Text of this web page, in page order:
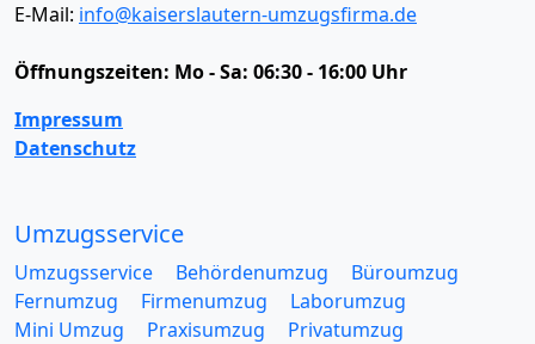
E-Mail: info@kaiserslautern-umzugsfirma.de
Öffnungszeiten: Mo - Sa: 06:30 - 16:00 Uhr
Impressum
Datenschutz
Umzugsservice
Umzugsservice Behördenumzug
Büroumzug
Fernumzug
Firmenumzug
Laborumzug
Mini Umzug
Praxisumzug
Privatumzug